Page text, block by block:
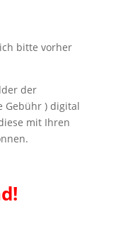
bitte vorher
der
Gebühr ) digital
mit Ihren